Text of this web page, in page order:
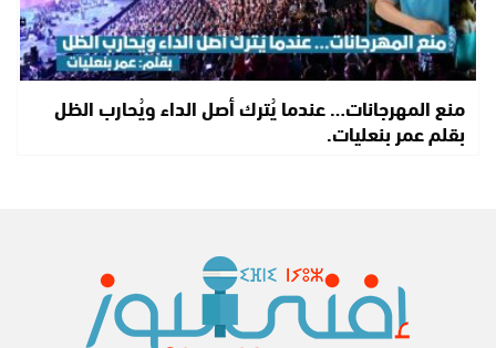
منع المهرجانات… عندما يُترك أصل الداء ويُحارب الظل
بقلم عمر بنعليات.